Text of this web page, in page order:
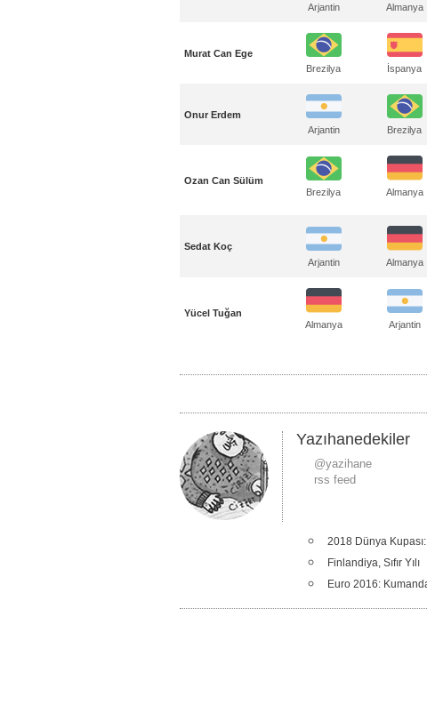
Arjantin
Almanya
Murat Can Ege
Brezilya
İspanya
Onur Erdem
Arjantin
Brezilya
Ozan Can Sülüm
Brezilya
Almanya
Sedat Koç
Arjantin
Almanya
Yücel Tuğan
Almanya
Arjantin
Yazıhanedekiler
@yazihane
rss feed
2018 Dünya
Finlandiya, Sıfır Yılı
Euro 2016: